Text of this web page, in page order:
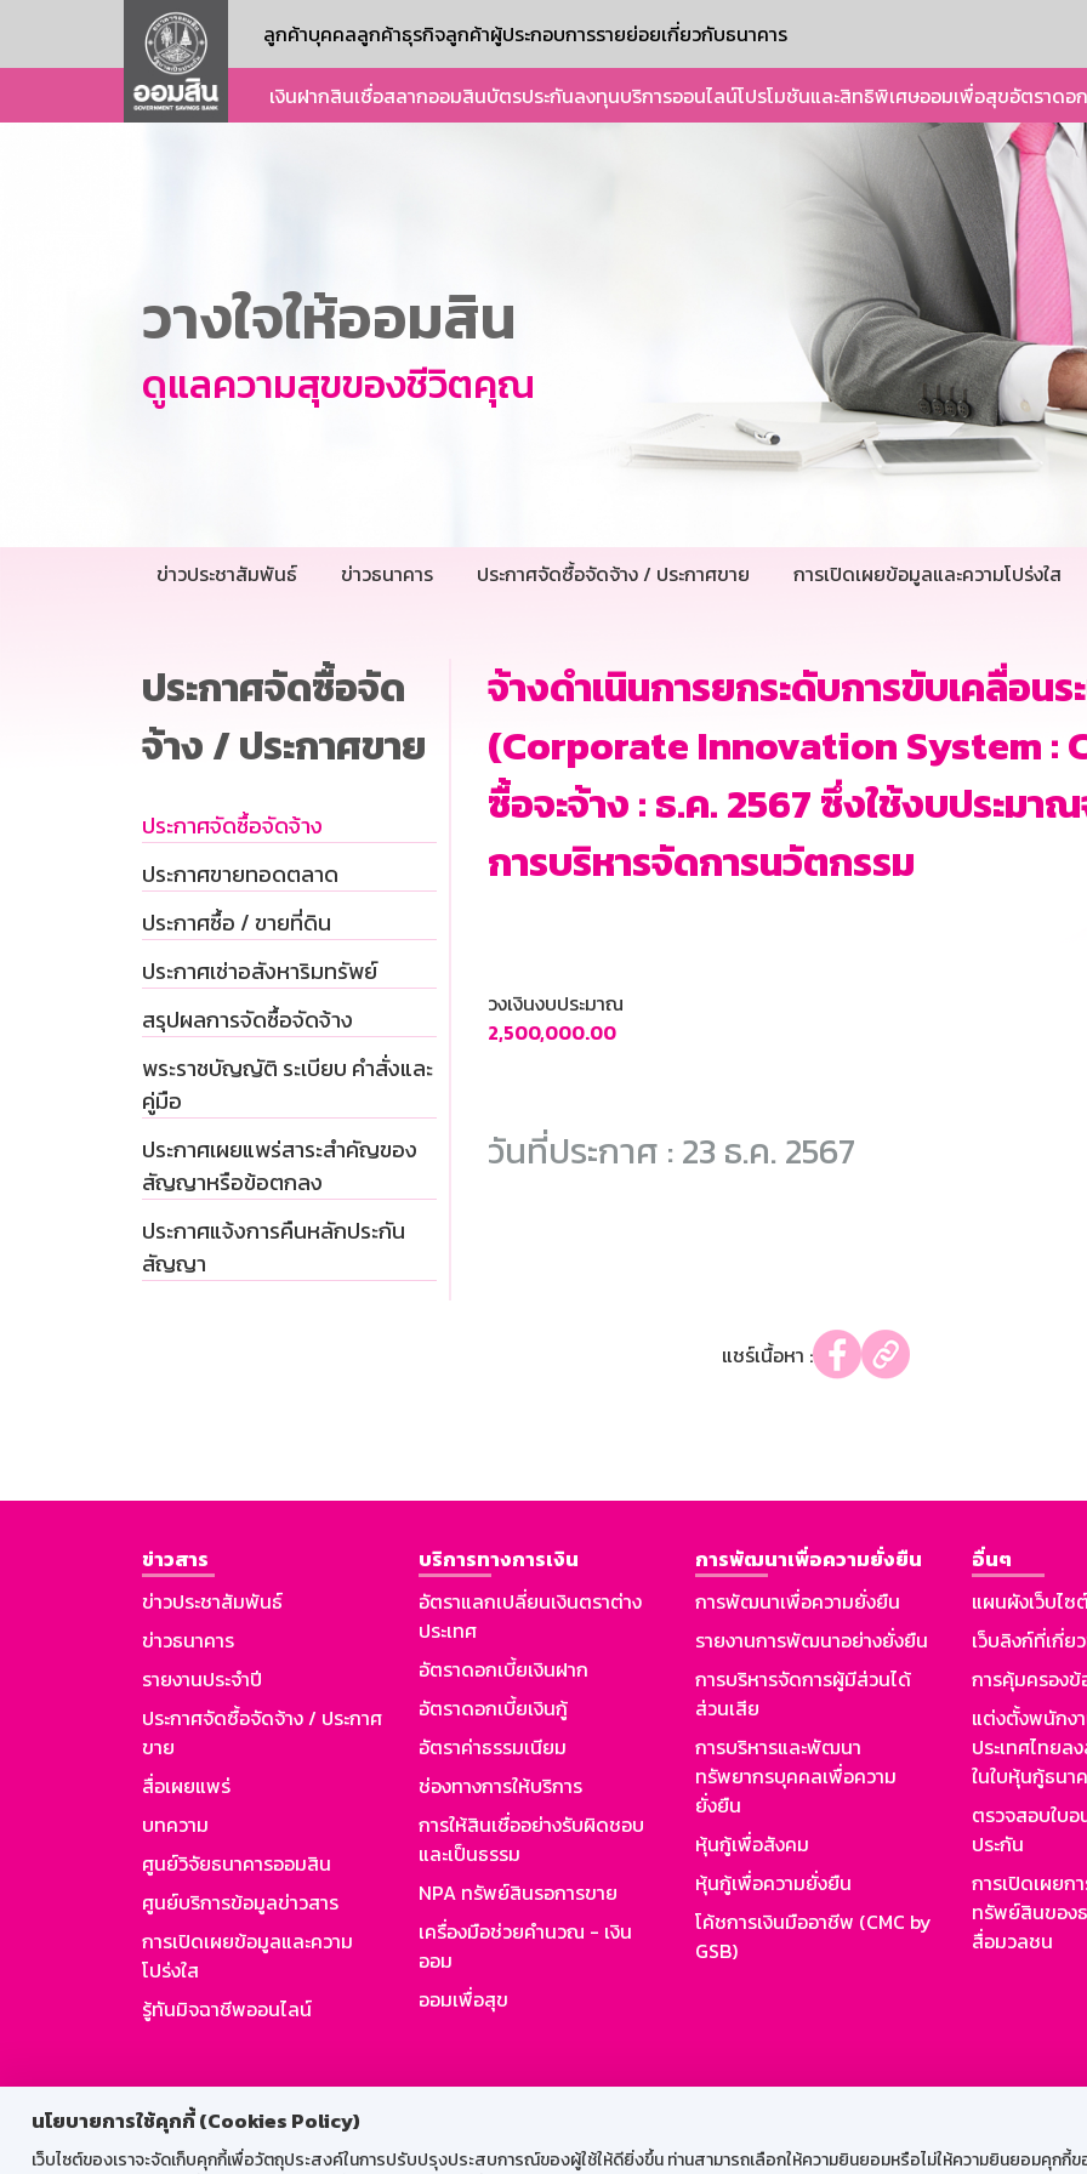
นโยบายการใช้คุกกี้ (Cookies Policy)
เว็บไซต์ของเราจะจัดเก็บคุกกี้เพื่อวัตถุประสงค์ในการปรับปรุงประสบการณ์ของผู้ใช้ให้ดียิ่งขึ้น ท่านสามารถเลือกให้ความยินยอมหรือไม่ให้ความยินยอมคุกกี้ข
ลูกค้าบุคคลลูกค้าธุรกิจลูกค้าผู้ประกอบการรายย่อยเกี่ยวกับธนาคาร
เงินฝากสินเชื่อสลากออมสินบัตรประกันลงทุนบริการออนไลน์โปรโมชันและสิทธิพิเศษออมเพื่อสุขอัตราดอ
วางใจให้ออมสิน
ดูแลความสุขของชีวิตคุณ
ข่าวประชาสัมพันธ์ ข่าวธนาคาร ประกาศจัดซื้อจัดจ้าง / ประกาศขาย การเปิดเผยข้อมูลและความโปร่งใส
ประกาศจัดซื้อจัด
จ้าง / ประกาศขาย
ประกาศจัดซื้อจัดจ้าง
ประกาศขายทอดตลาด
ประกาศซื้อ / ขายที่ดิน
ประกาศเช่าอสังหาริมทรัพย์
สรุปผลการจัดซื้อจัดจ้าง
พระราชบัญญัติ ระเบียบ คำสั่งและ
คู่มือ
ประกาศเผยแพร่สาระสำคัญของ
สัญญาหรือข้อตกลง
ประกาศแจ้งการคืนหลักประกัน
สัญญา
จ้างดำเนินการยกระดับการขับเคลื่อน
(Corporate Innovation System :
ซื้อจะจ้าง : ธ.ค. 2567 ซึ่งใช้งบประมา
การบริหารจัดการนวัตกรรม
วงเงินงบประมาณ
2,500,000.00
วันที่ประกาศ : 23 ธ.ค. 2567
แชร์เนื้อหา :
ข่าวสาร
ข่าวประชาสัมพันธ์
ข่าวธนาคาร
รายงานประจำปี
ประกาศจัดซื้อจัดจ้าง / ประกาศ
ขาย
สื่อเผยแพร่
บทความ
ศูนย์วิจัยธนาคารออมสิน
ศูนย์บริการข้อมูลข่าวสาร
การเปิดเผยข้อมูลและความ
โปร่งใส
รู้ทันมิจฉาชีพออนไลน์
บริการทางการเงิน
อัตราแลกเปลี่ยนเงินตราต่าง
ประเทศ
อัตราดอกเบี้ยเงินฝาก
อัตราดอกเบี้ยเงินกู้
อัตราค่าธรรมเนียม
ช่องทางการให้บริการ
การให้สินเชื่ออย่างรับผิดชอบ
และเป็นธรรม
NPA ทรัพย์สินรอการขาย
เครื่องมือช่วยคำนวณ - เงิน
ออม
ออมเพื่อสุข
การพัฒนาเพื่อความยั่งยืน
การพัฒนาเพื่อความยั่งยืน
รายงานการพัฒนาอย่างยั่งยืน
การบริหารจัดการผู้มีส่วนได้
ส่วนเสีย
การบริหารและพัฒนา
ทรัพยากรบุคคลเพื่อความ
ยั่งยืน
หุ้นกู้เพื่อสังคม
หุ้นกู้เพื่อความยั่งยืน
โค้ชการเงินมืออาชีพ (CMC by
GSB)
อื่นๆ
แผนผังเว็บไซ
เว็บลิงก์ที่เกี่ย
การคุ้มครอง
แต่งตั้งพนักง
ประเทศไทยล
ในใบหุ้นกู้ธนา
ตรวจสอบใบ
ประกัน
การเปิดเผยก
ทรัพย์สินของ
สื่อมวลชน